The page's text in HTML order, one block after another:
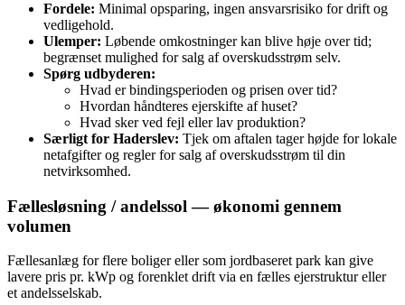
Fordele: Minimal opsparing, ingen ansvarsrisiko for drift og
vedligehold.
Ulemper: Løbende omkostninger kan blive høje over tid;
begrænset mulighed for salg af overskudsstrøm selv.
Spørg udbyderen:
Hvad er bindingsperioden og prisen over tid?
Hvordan håndteres ejerskifte af huset?
Hvad sker ved fejl eller lav produktion?
Særligt for Haderslev: Tjek om aftalen tager højde for lokale
netafgifter og regler for salg af overskudsstrøm til din
netvirksomhed.
Fællesløsning / andelssol — økonomi gennem
volumen
Fællesanlæg for flere boliger eller som jordbaseret park kan give
lavere pris pr. kWp og forenklet drift via en fælles ejerstruktur eller
et andelsselskab.